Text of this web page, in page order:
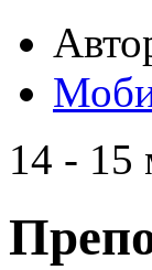
14 - 15